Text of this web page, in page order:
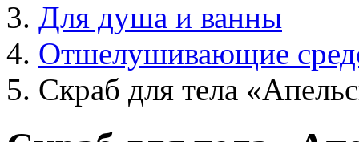
Для душа и ванны
Отшелушивающие
Скраб для тела